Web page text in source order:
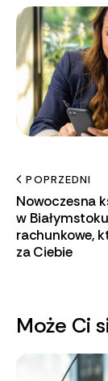
POPRZEDNI
Nowoczesna
w
rachunkowe,
za Ciebie
Może Ci